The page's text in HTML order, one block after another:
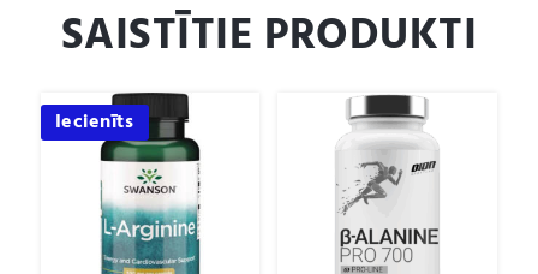
SAISTĪTIE PRODUKTI
Iecienīts